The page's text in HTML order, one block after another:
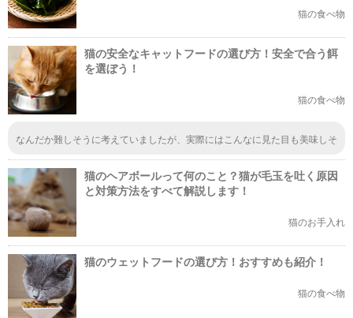
猫の食べ物
猫の安全なキャットフードの選び方！安全で合う餌
を選ぼう！
猫の食べ物
なんだか難しそうに考えていましたが、実際にはこんなに見た目も美味しそ
分や使われている食材も全て把握ができるので、その分安全でいいなと思い
ました。
猫のヘアボールって何のこと？猫が毛玉を吐く原因
と対策方法をすべて解説します！
猫のお手入れ
猫のウェットフードの選び方！おすすめも紹介！
猫の食べ物